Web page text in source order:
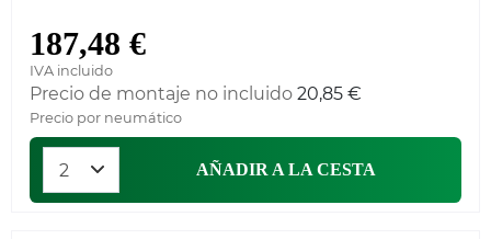
187,48 €
IVA incluido
Precio de montaje no incluido 20,85 €
Precio por neumático
AÑADIR A LA CESTA